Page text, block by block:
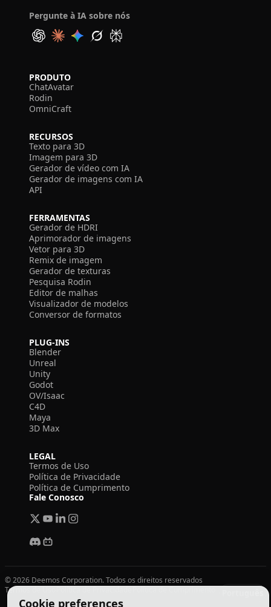
Cookie preferences
Pergunte à IA sobre nós
PRODUTO
ChatAvatar
Rodin
OmniCraft
RECURSOS
Texto para 3D
Imagem para 3D
Gerador de vídeo com IA
Gerador de imagens com IA
API
FERRAMENTAS
Gerador de HDRI
Aprimorador de imagens
Vetor para 3D
Remix de imagem
Gerador de texturas
Pesquisa Rodin
Editor de malhas
Visualizador de modelos
Conversor de formatos
PLUG-INS
Blender
Unreal
Unity
Godot
OV/Isaac
C4D
Maya
3D Max
LEGAL
Termos de Uso
Política de Privacidade
Política de Cumprimento
Fale Conosco
© 2026 Deemos Corporation. Todos os direitos reservados
Termos de Uso